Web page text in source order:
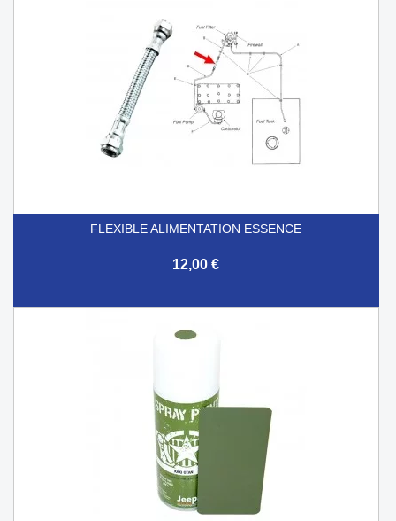
FLEXIBLE ALIMENTATION ESSENCE
12,00 €